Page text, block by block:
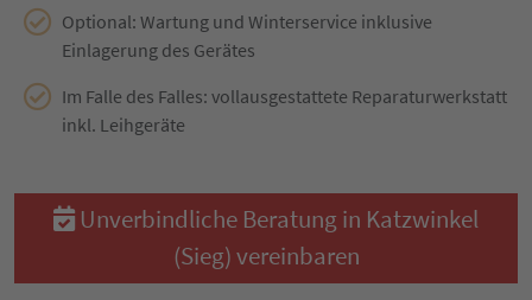
Optional: Wartung und Winterservice inklusive
Einlagerung des Gerätes
Im Falle des Falles: vollausgestattete Reparaturwerkstatt
inkl. Leihgeräte
Unverbindliche Beratung in Katzwinkel
(Sieg) vereinbaren